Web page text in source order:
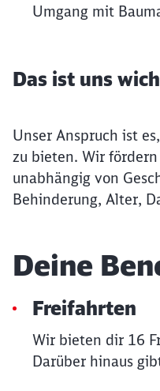
Umgang mit
Das ist uns
Unser Anspruch ist
zu bieten. Wir
unabhängig von
Behinderung, Alter,
Deine
Freifahrten
Wir bieten dir 16
Darüber hinaus